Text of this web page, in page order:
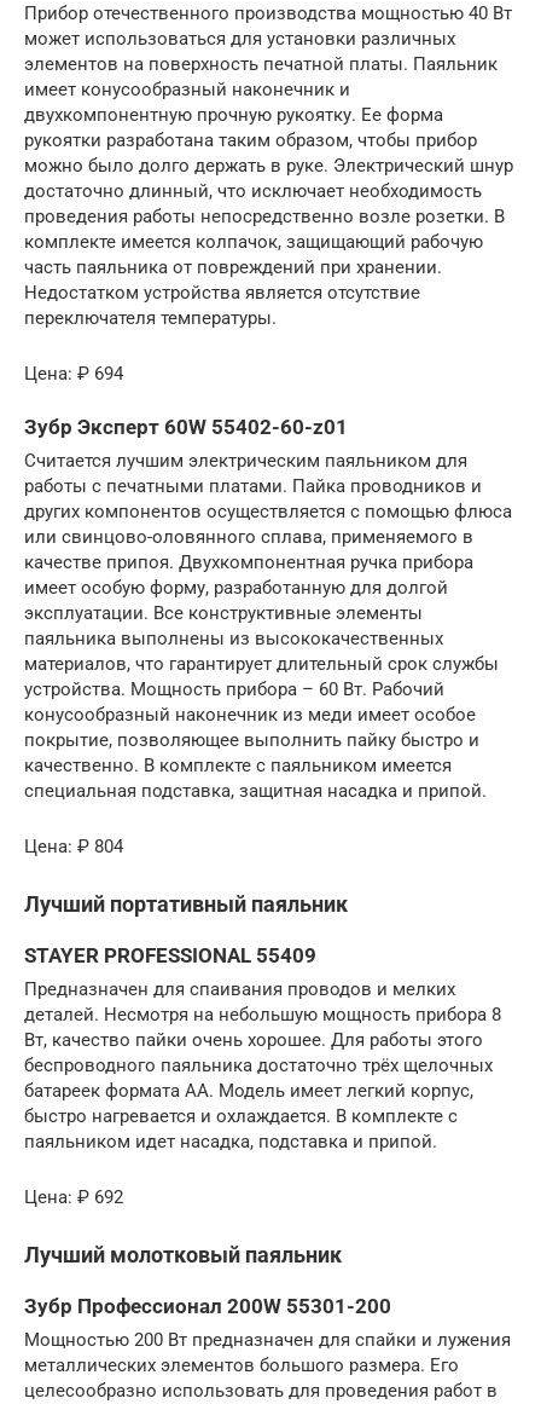
Прибор отечественного производства мощностью 40 Вт
может использоваться для установки различных
элементов на поверхность печатной платы. Паяльник
имеет конусообразный наконечник и
двухкомпонентную прочную рукоятку. Ее форма
рукоятки разработана таким образом, чтобы прибор
можно было долго держать в руке. Электрический шнур
достаточно длинный, что исключает необходимость
проведения работы непосредственно возле розетки. В
комплекте имеется колпачок, защищающий рабочую
часть паяльника от повреждений при хранении.
Недостатком устройства является отсутствие
переключателя температуры.
Цена: ₽ 694
Зубр Эксперт 60W 55402-60-z01
Считается лучшим электрическим паяльником для
работы с печатными платами. Пайка проводников и
других компонентов осуществляется с помощью флюса
или свинцово-оловянного сплава, применяемого в
качестве припоя. Двухкомпонентная ручка прибора
имеет особую форму, разработанную для долгой
эксплуатации. Все конструктивные элементы
паяльника выполнены из высококачественных
материалов, что гарантирует длительный срок службы
устройства. Мощность прибора – 60 Вт. Рабочий
конусообразный наконечник из меди имеет особое
покрытие, позволяющее выполнить пайку быстро и
качественно. В комплекте с паяльником имеется
специальная подставка, защитная насадка и припой.
Цена: ₽ 804
Лучший портативный паяльник
STAYER PROFESSIONAL 55409
Предназначен для спаивания проводов и мелких
деталей. Несмотря на небольшую мощность прибора 8
Вт, качество пайки очень хорошее. Для работы этого
беспроводного паяльника достаточно трёх щелочных
батареек формата АА. Модель имеет легкий корпус,
быстро нагревается и охлаждается. В комплекте с
паяльником идет насадка, подставка и припой.
Цена: ₽ 692
Лучший молотковый паяльник
Зубр Профессионал 200W 55301-200
Мощностью 200 Вт предназначен для спайки и лужения
металлических элементов большого размера. Его
целесообразно использовать для проведения работ в